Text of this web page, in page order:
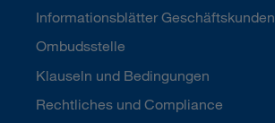
Informationsblätter Geschäftskunden
Ombudsstelle
Klauseln und Bedingungen
Rechtliches und Compliance